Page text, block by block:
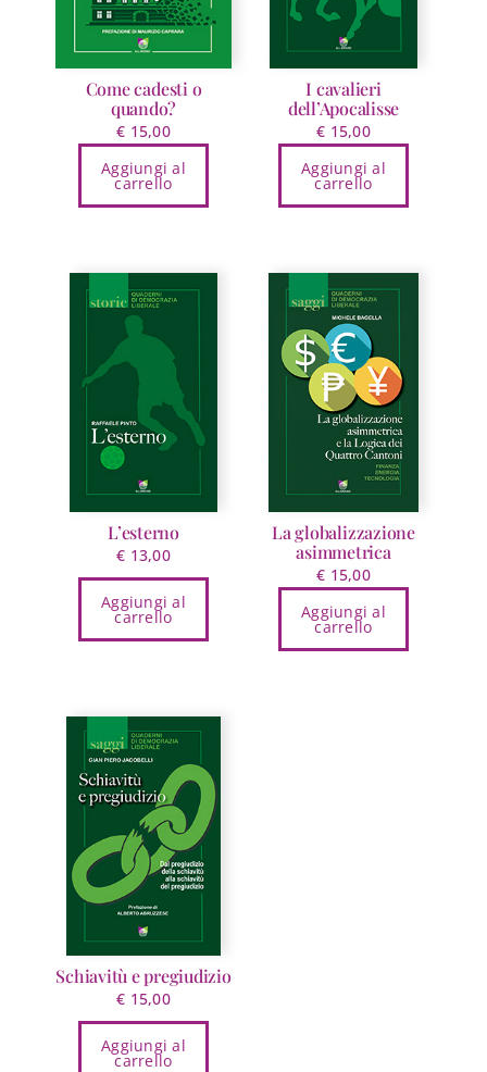
Come cadesti o
quando?
€ 15,00
Aggiungi al
carrello
I cavalieri
dell’Apocalisse
€ 15,00
Aggiungi al
carrello
L’esterno
€ 13,00
Aggiungi al
carrello
La globalizzazione
asimmetrica
€ 15,00
Aggiungi al
carrello
Schiavitù e pregiudizio
€ 15,00
Aggiungi al
carrello